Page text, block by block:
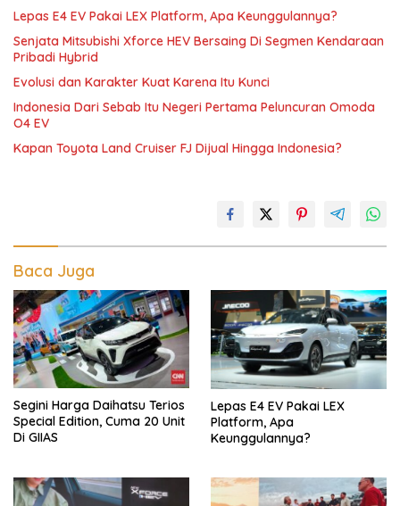
Lepas E4 EV Pakai LEX Platform, Apa Keunggulannya?
Senjata Mitsubishi Xforce HEV Bersaing Di Segmen Kendaraan
Pribadi Hybrid
Evolusi dan Karakter Kuat Karena Itu Kunci
Indonesia Dari Sebab Itu Negeri Pertama Peluncuran Omoda
O4 EV
Kapan Toyota Land Cruiser FJ Dijual Hingga Indonesia?
Baca Juga
Segini Harga Daihatsu Terios
Special Edition, Cuma 20 Unit
Di GIIAS
Lepas E4 EV Pakai LEX
Platform, Apa
Keunggulannya?